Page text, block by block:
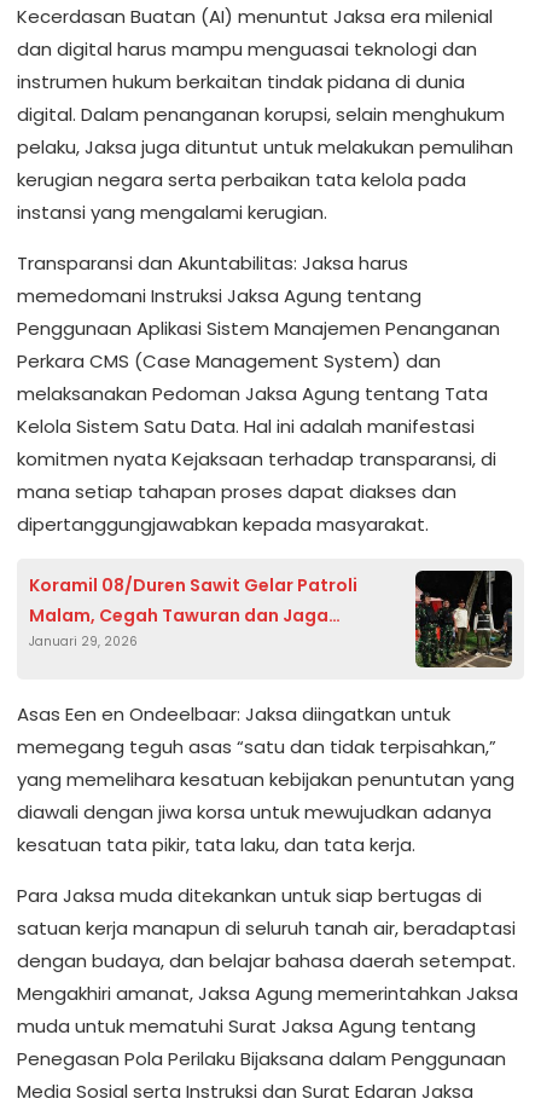
Kecerdasan Buatan (AI) menuntut Jaksa era milenial
dan digital harus mampu menguasai teknologi dan
instrumen hukum berkaitan tindak pidana di dunia
digital. Dalam penanganan korupsi, selain menghukum
pelaku, Jaksa juga dituntut untuk melakukan pemulihan
kerugian negara serta perbaikan tata kelola pada
instansi yang mengalami kerugian.
Transparansi dan Akuntabilitas: Jaksa harus
memedomani Instruksi Jaksa Agung tentang
Penggunaan Aplikasi Sistem Manajemen Penanganan
Perkara CMS (Case Management System) dan
melaksanakan Pedoman Jaksa Agung tentang Tata
Kelola Sistem Satu Data. Hal ini adalah manifestasi
komitmen nyata Kejaksaan terhadap transparansi, di
mana setiap tahapan proses dapat diakses dan
dipertanggungjawabkan kepada masyarakat.
Koramil 08/Duren Sawit Gelar Patroli
Malam, Cegah Tawuran dan Jaga
Keamanan Wilayah.
Januari 29, 2026
Asas Een en Ondeelbaar: Jaksa diingatkan untuk
memegang teguh asas “satu dan tidak terpisahkan,”
yang memelihara kesatuan kebijakan penuntutan yang
diawali dengan jiwa korsa untuk mewujudkan adanya
kesatuan tata pikir, tata laku, dan tata kerja.
Para Jaksa muda ditekankan untuk siap bertugas di
satuan kerja manapun di seluruh tanah air, beradaptasi
dengan budaya, dan belajar bahasa daerah setempat.
Mengakhiri amanat, Jaksa Agung memerintahkan Jaksa
muda untuk mematuhi Surat Jaksa Agung tentang
Penegasan Pola Perilaku Bijaksana dalam Penggunaan
Media Sosial serta Instruksi dan Surat Edaran Jaksa